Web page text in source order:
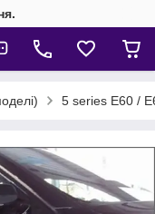
5 series E60 /